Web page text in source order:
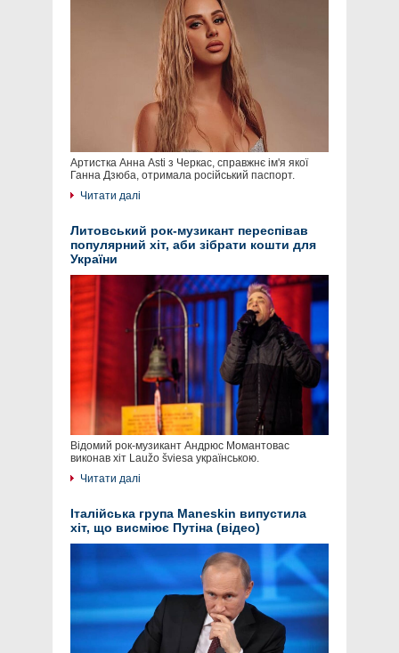
Артистка Анна Asti з Черкас, справжнє ім'я якої
Ганна Дзюба, отримала російський паспорт.
Читати далі
Литовський рок-музикант переспівав
популярний хіт, аби зібрати кошти для
України
Відомий рок-музикант Андрюс Момантовас
виконав хіт Laužo šviesa українською.
Читати далі
Італійська група Maneskin випустила
хіт, що висміює Путіна (відео)